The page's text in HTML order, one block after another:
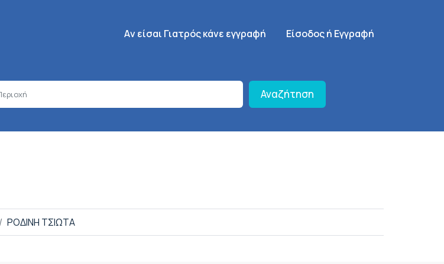
Κεντρική πλοήγηση
Aν είσαι Γιατρός κάνε εγγραφή SignUp Menu
Είσοδος ή Εγγραφή
Αναζήτηση
ΡΟΔΙΝΗ ΤΣΙΩΤΑ